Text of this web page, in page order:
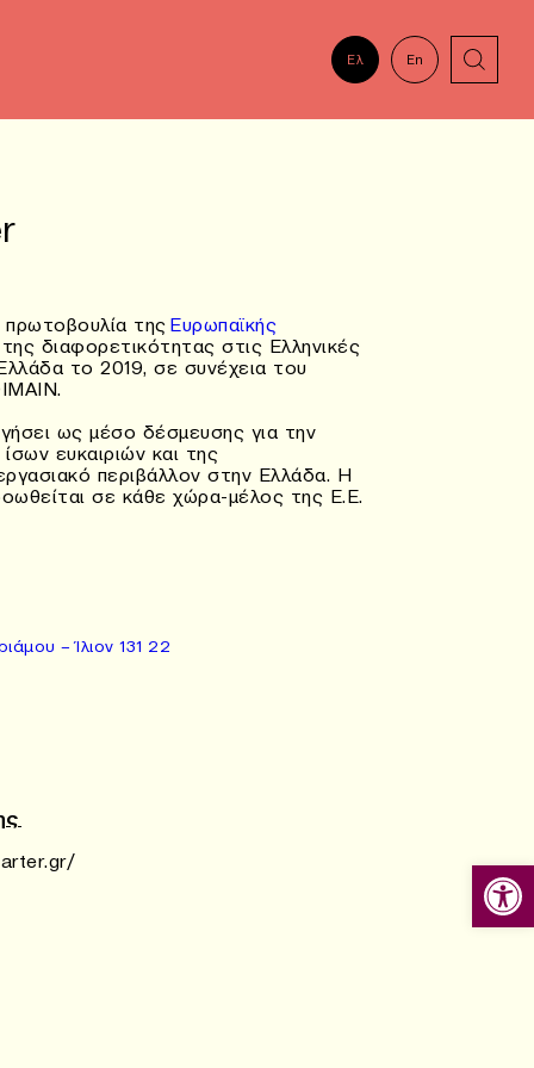
Ελ En
της Ευρωπαϊκής
διαφορετικότητας στις Ελληνικές
το 2019, σε συνέχεια του
ως μέσο δέσμευσης για την
ευκαιριών και της
περιβάλλον στην Ελλάδα. Η
σε κάθε χώρα-μέλος της Ε.Ε.
– Ίλιον 131 22